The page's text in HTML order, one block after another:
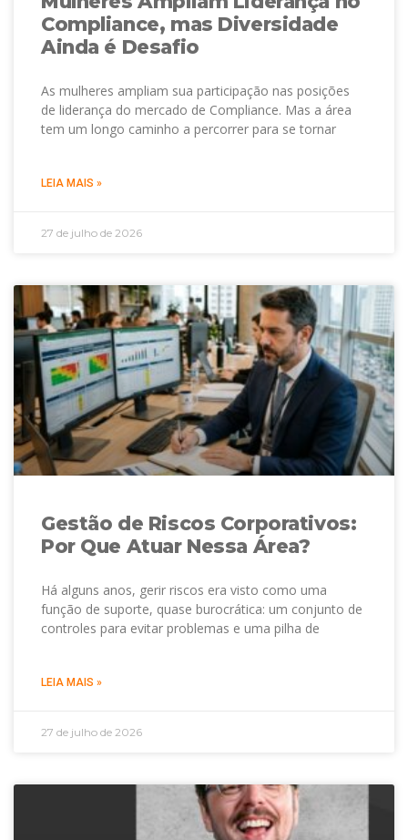
Compliance, mas Diversidade
Ainda é Desafio
As mulheres ampliam sua participação nas posições
de liderança do mercado de Compliance. Mas a área
tem um longo caminho a percorrer para se tornar
LEIA MAIS »
27 de julho de 2026
Gestão de Riscos Corporativos:
Por Que Atuar Nessa Área?
Há alguns anos, gerir riscos era visto como uma
função de suporte, quase burocrática: um conjunto de
controles para evitar problemas e uma pilha de
LEIA MAIS »
27 de julho de 2026